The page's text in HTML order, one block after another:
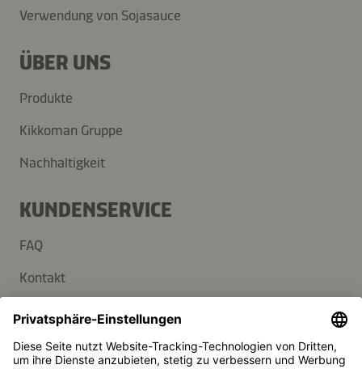
Verwendung von Sojasauce
ÜBER UNS
Produkte
Kikkoman Gruppe
Nachhaltigkeit
KUNDENSERVICE
FAQ
Kontakt
Newsletter
Presse